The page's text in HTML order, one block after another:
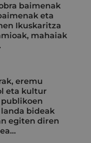
baimenak
eta
Ikuskaritza
mahaiak
eremu
eta kultur
bideak
egiten diren